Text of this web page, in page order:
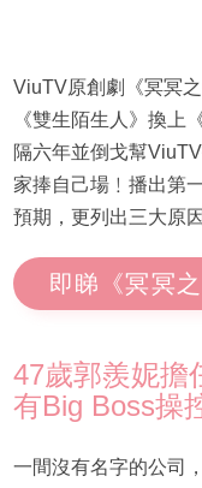
ViuTV原創劇《冥冥
《雙生陌生人》換上
隔六年並倒戈幫
家捧自己場﹗播出第
預期，更列出三大原
即睇《冥冥
47歲郭羨妮擔
有Big Boss操
一間沒有名字的公司